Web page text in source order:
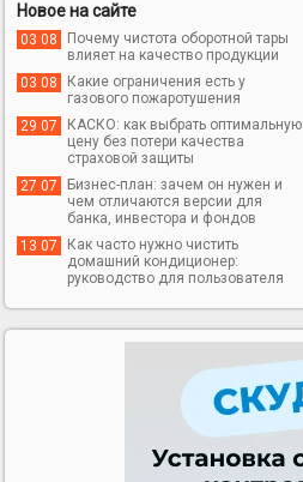
Новое на сайте
03 08
Почему чистота оборотной тары
влияет на качество продукции
03 08
Какие ограничения есть у
газового пожаротушения
29 07
КАСКО: как выбрать оптимальную
цену без потери качества
страховой защиты
27 07
Бизнес-план: зачем он нужен и
чем отличаются версии для
банка, инвестора и фондов
13 07
Как часто нужно чистить
домашний кондиционер:
руководство для пользователя